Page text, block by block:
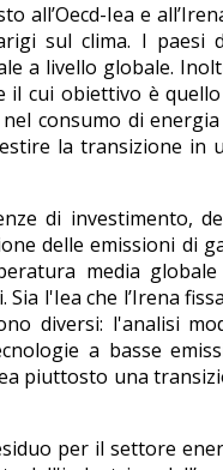
all’Oecd-Iea e
sul clima. I paesi
a livello globale.
cui obiettivo è
consumo di
la transizione in
di investimento,
delle emissioni di
media
l'Iea che l’Irena
diversi: l'analisi
a basse
piuttosto una
per il settore